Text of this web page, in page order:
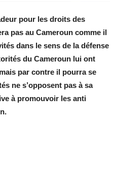
pour les droits des
pas au Cameroun comme il
dans le sens de la défense
du Cameroun lui ont
mais par contre il pourra se
ne s’opposent pas à sa
à promouvoir les anti